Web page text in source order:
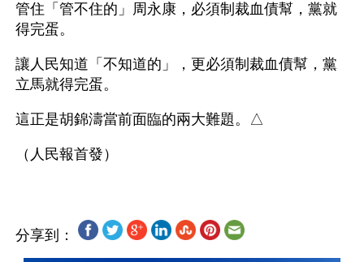
管住「管不住的」周永康，必須制裁血債幫，黨就
得完蛋。
讓人民知道「不知道的」，更必須制裁血債幫，黨
立馬就得完蛋。
這正是胡錦濤當前面臨的兩大難題。△
分享到：